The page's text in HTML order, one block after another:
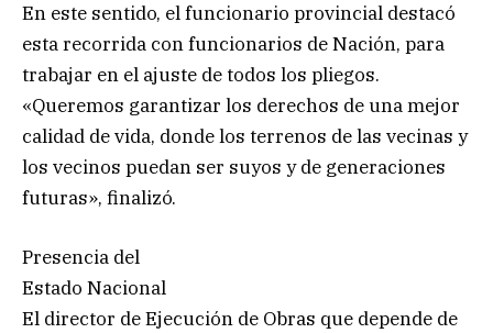
En este sentido, el funcionario provincial destacó
esta recorrida con funcionarios de Nación, para
trabajar en el ajuste de todos los pliegos.
«Queremos garantizar los derechos de una mejor
calidad de vida, donde los terrenos de las vecinas y
los vecinos puedan ser suyos y de generaciones
futuras», finalizó.
Presencia del
Estado Nacional
El director de Ejecución de Obras que depende de